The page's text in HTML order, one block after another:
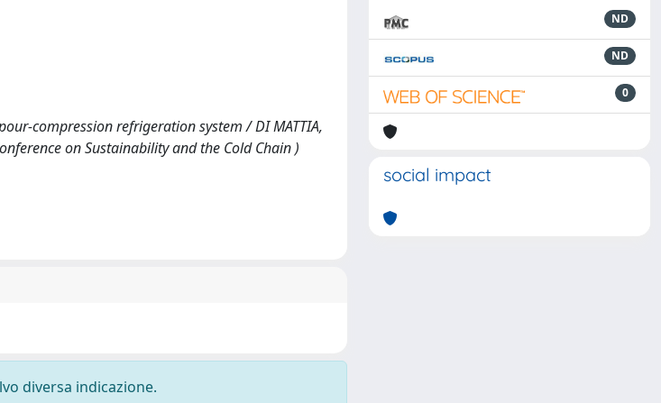
compression refrigeration system / DI MATTIA,
on Sustainability and the Cold Chain )
diversa indicazione.
ND
ND
0
social impact